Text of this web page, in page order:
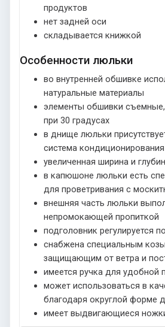
продуктов
нет задней оси
складывается книжкой
Особенности люльки
во внутренней обшивке
натуральные материалы
элементы обшивки
при 30 градусах
в днище люльки
система кондиционирования
увеличенная ширина и
в капюшоне люльки есть
для проветривания с
внешняя часть люльки
непромокающей пропиткой
подголовник регулируется
снабжена специальным
защищающим от ветра и
имеется ручка для удобной
может использоваться в
благодаря округлой форме
имеет выдвигающиеся